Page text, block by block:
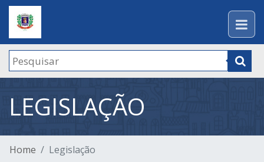
LEGISLAÇÃO
Home Legislação